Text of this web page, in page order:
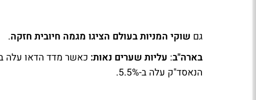
גם שוקי המניות בעולם הציגו מגמה חיובית חזקה.
בארה"ב: עליות שערים נאות: כאשר מדד הדאו עלה ב-4.8%, מדד
הנאסד"ק עלה ב-5.5%.